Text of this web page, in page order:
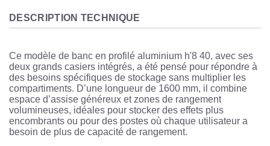
DESCRIPTION TECHNIQUE
Ce modèle de banc en profilé aluminium h'8 40, avec ses
deux grands casiers intégrés, a été pensé pour répondre à
des besoins spécifiques de stockage sans multiplier les
compartiments. D’une longueur de 1600 mm, il combine
espace d’assise généreux et zones de rangement
volumineuses, idéales pour stocker des effets plus
encombrants ou pour des postes où chaque utilisateur a
besoin de plus de capacité de rangement.